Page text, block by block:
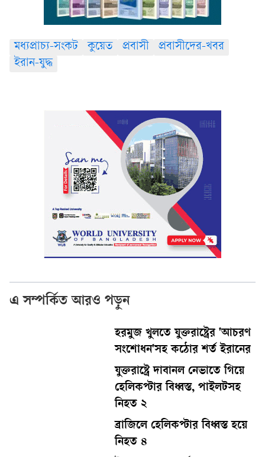
মধ্যপ্রাচ্য-সংকট কুয়েত প্রবাসী
প্রবাসীদের-খবর
ইরান-যুদ্ধ
এ সম্পর্কিত আরও পড়ুন
হরমুজ খুলতে যুক্তরাষ্ট্রের 'আচরণ
সংশোধন'সহ কঠোর শর্ত ইরানের
যুক্তরাষ্ট্রে দাবানল নেভাতে গিয়ে
হেলিকপ্টার বিধ্বস্ত, পাইলটসহ
নিহত ২
ব্রাজিলে হেলিকপ্টার বিধ্বস্ত হয়ে
নিহত ৪